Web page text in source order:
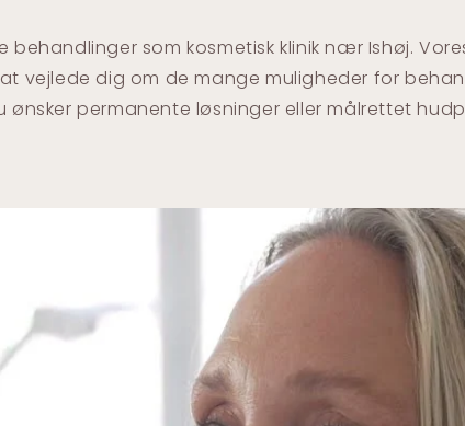
behandlinger som kosmetisk klinik nær Ishøj.
vejlede dig om de mange muligheder for
ønsker permanente løsninger eller målrettet